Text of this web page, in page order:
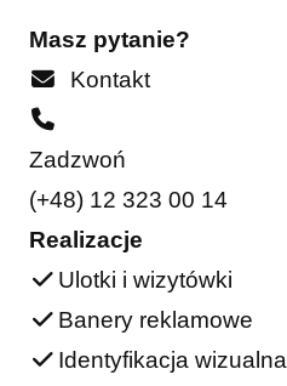
Masz pytanie?
Kontakt
Zadzwoń
(+48) 12 323 00 14
Realizacje
Ulotki i wizytówki
Banery reklamowe
Identyfikacja wizualna